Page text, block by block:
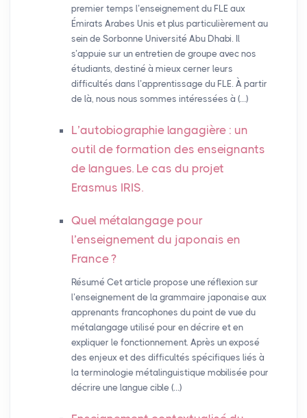
premier temps l’enseignement du FLE aux
Émirats Arabes Unis et plus particulièrement au
sein de Sorbonne Université Abu Dhabi. Il
s’appuie sur un entretien de groupe avec nos
étudiants, destiné à mieux cerner leurs
difficultés dans l’apprentissage du FLE. À partir
de là, nous nous sommes intéressées à (…)
L’autobiographie langagière : un
outil de formation des enseignants
de langues. Le cas du projet
Erasmus IRIS.
Quel métalangage pour
l’enseignement du japonais en
France?
Résumé Cet article propose une réflexion sur
l’enseignement de la grammaire japonaise aux
apprenants francophones du point de vue du
métalangage utilisé pour en décrire et en
expliquer le fonctionnement. Après un exposé
des enjeux et des difficultés spécifiques liés à
la terminologie métalinguistique mobilisée pour
décrire une langue cible (…)